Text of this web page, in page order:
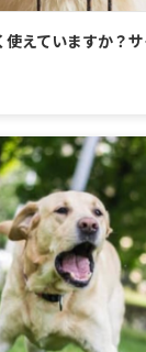
えていますか？